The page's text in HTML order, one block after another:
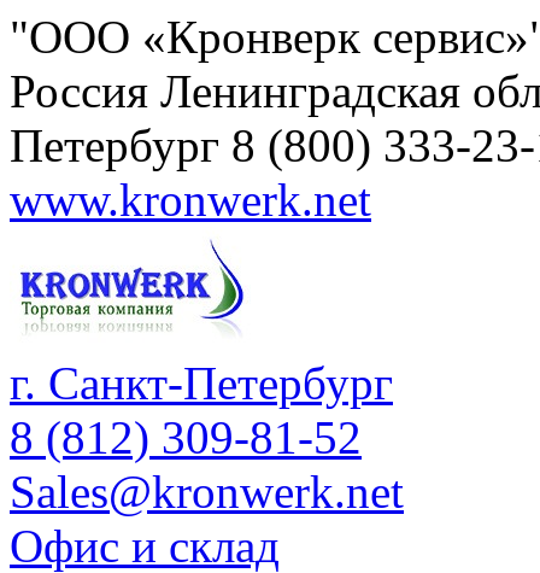
"ООО «Кронверк
Россия Ленинградская
Петербург 8 (800) 333-
www.kronwerk.net
г. Санкт-Петербург
8 (812) 309-81-52
Sales@kronwerk.net
Офис и склад